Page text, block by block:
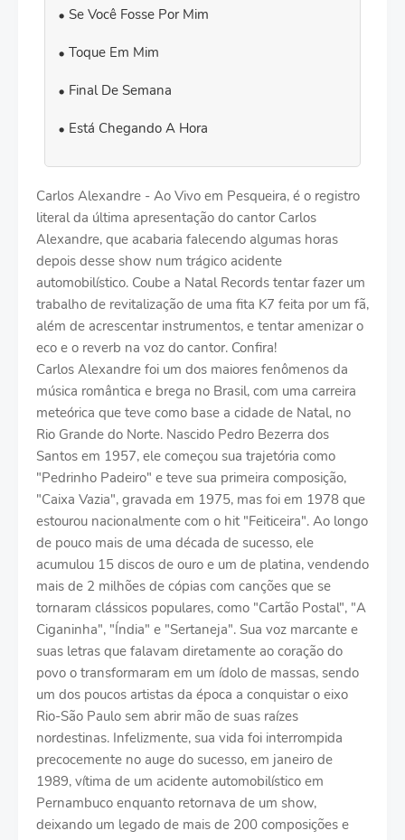
Se Você Fosse Por Mim
Toque Em Mim
Final De Semana
Está Chegando A Hora
Carlos Alexandre - Ao Vivo em Pesqueira, é o registro
literal da última apresentação do cantor Carlos
Alexandre, que acabaria falecendo algumas horas
depois desse show num trágico acidente
automobilístico. Coube a Natal Records tentar fazer um
trabalho de revitalização de uma fita K7 feita por um fã,
além de acrescentar instrumentos, e tentar amenizar o
eco e o reverb na voz do cantor. Confira!
Carlos Alexandre foi um dos maiores fenômenos da
música romântica e brega no Brasil, com uma carreira
meteórica que teve como base a cidade de Natal, no
Rio Grande do Norte. Nascido Pedro Bezerra dos
Santos em 1957, ele começou sua trajetória como
"Pedrinho Padeiro" e teve sua primeira composição,
"Caixa Vazia", gravada em 1975, mas foi em 1978 que
estourou nacionalmente com o hit "Feiticeira". Ao longo
de pouco mais de uma década de sucesso, ele
acumulou 15 discos de ouro e um de platina, vendendo
mais de 2 milhões de cópias com canções que se
tornaram clássicos populares, como "Cartão Postal", "A
Ciganinha", "Índia" e "Sertaneja". Sua voz marcante e
suas letras que falavam diretamente ao coração do
povo o transformaram em um ídolo de massas, sendo
um dos poucos artistas da época a conquistar o eixo
Rio-São Paulo sem abrir mão de suas raízes
nordestinas. Infelizmente, sua vida foi interrompida
precocemente no auge do sucesso, em janeiro de
1989, vítima de um acidente automobilístico em
Pernambuco enquanto retornava de um show,
deixando um legado de mais de 200 composições e